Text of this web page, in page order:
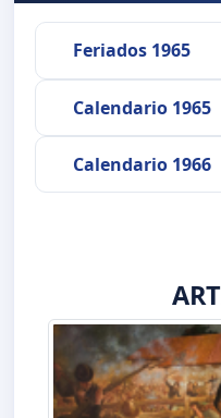
Feriados 1965
Calendario 1965
Calendario 1966